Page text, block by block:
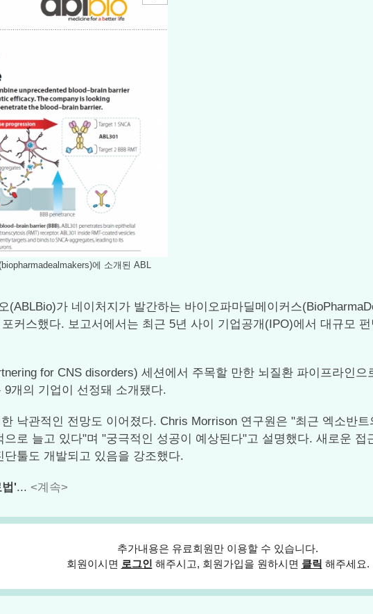
에 소개된 ABL
(ABLBio)가 네이처지가 발간하는 바이오파마딜메이커스
커스했다. 보고서에서는 최근 5년 사이 기업공개(IPO)에서 대규모
for CNS disorders) 세션에서 주목할 만한 뇌질환 파이프라인
개의 기업이 선정돼 소개됐다.
낙관적인 전망도 이어졌다. Chris Morrison 연구원은 "최근 엑소반
로 늘고 있다"며 "궁극적인 성공이 예상된다"고 설명했다. 새로운
툴도 개발되고 있음을 강조했다.
'... <계속>
추가내용은 유료회원만 이용할 수 있습니다.
회원이시면 로그인 해주시고, 회원가입을 원하시면 클릭 해주세요.